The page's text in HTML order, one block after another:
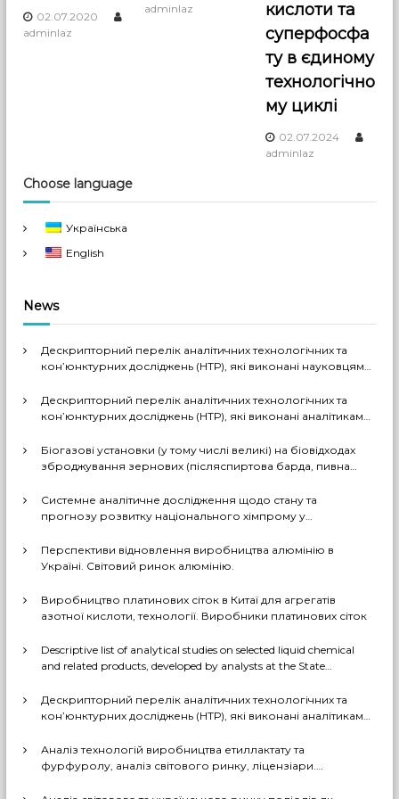
t 02.07.2020
adminlaz
adminlaz
кислоти та
суперфосфа
ту в єдиному
технологічно
му циклі
02.07.2024
adminlaz
Choose language
Українська
English
News
Дескрипторний перелік аналітичних технологічних та
кон’юнктурних досліджень (НТР), які виконані науковцями
Дескрипторний перелік аналітичних технологічних та
кон’юнктурних досліджень (НТР), які виконані аналітиками
Біогазові установки (у тому числі великі) на біовідходах
зброджування зернових (післяспиртова барда, пивна
рішення, комерціалізовані технології, комбіновані схеми
з отриманням проміжних і товарних продуктів (очищений
добрива тощо). Перспективи комерційного
впровадження цих технологій в Україні
Системне аналітичне дослідження щодо стану та
прогнозу розвитку національного хімпрому у
декількома можливими сценаріями
Перспективи відновлення виробництва алюмінію в
Україні. Світовий ринок алюмінію.
Виробництво платинових сіток в Китаї для агрегатів
азотної кислоти, технології. Виробники платинових сіток
Descriptive list of analytical studies on selected liquid chemical
and related products, developed by analysts at the State
Economic Information in the Chemical Industry» in 2023-2025
(EN version)
Дескрипторний перелік аналітичних технологічних та
кон’юнктурних досліджень (НТР), які виконані аналітиками
Аналіз технологій виробництва етиллактату та
фурфуролу, аналіз світового ринку, ліцензіари.